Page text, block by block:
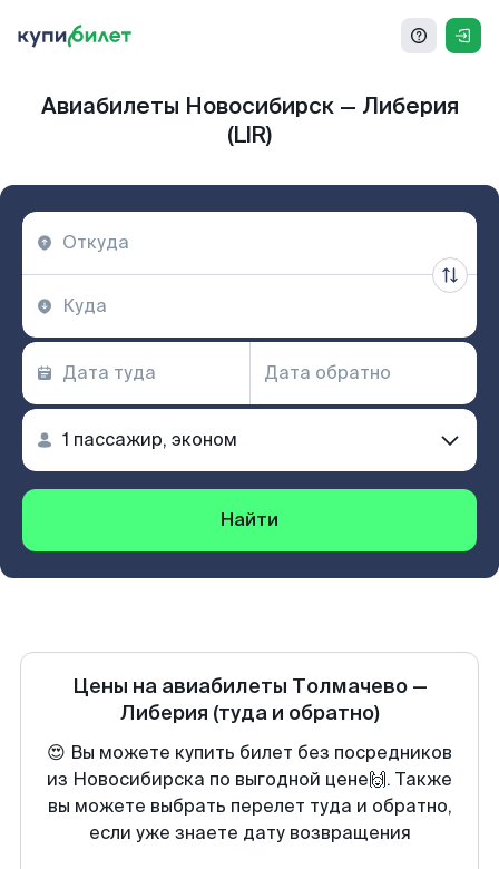
Авиабилеты Новосибирск — Либерия
(LIR)
Найти
Цены на авиабилеты Толмачево—
Либерия (туда и обратно)
😍 Вы можете купить билет без посредников
из Новосибирска по выгодной цене🙌. Также
вы можете выбрать перелет туда и обратно,
если уже знаете дату возвращения